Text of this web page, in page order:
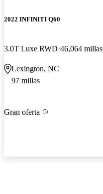
2022 INFINITI Q60
3.0T Luxe RWD 46,064 millas
Lexington, NC
97 millas
Gran oferta